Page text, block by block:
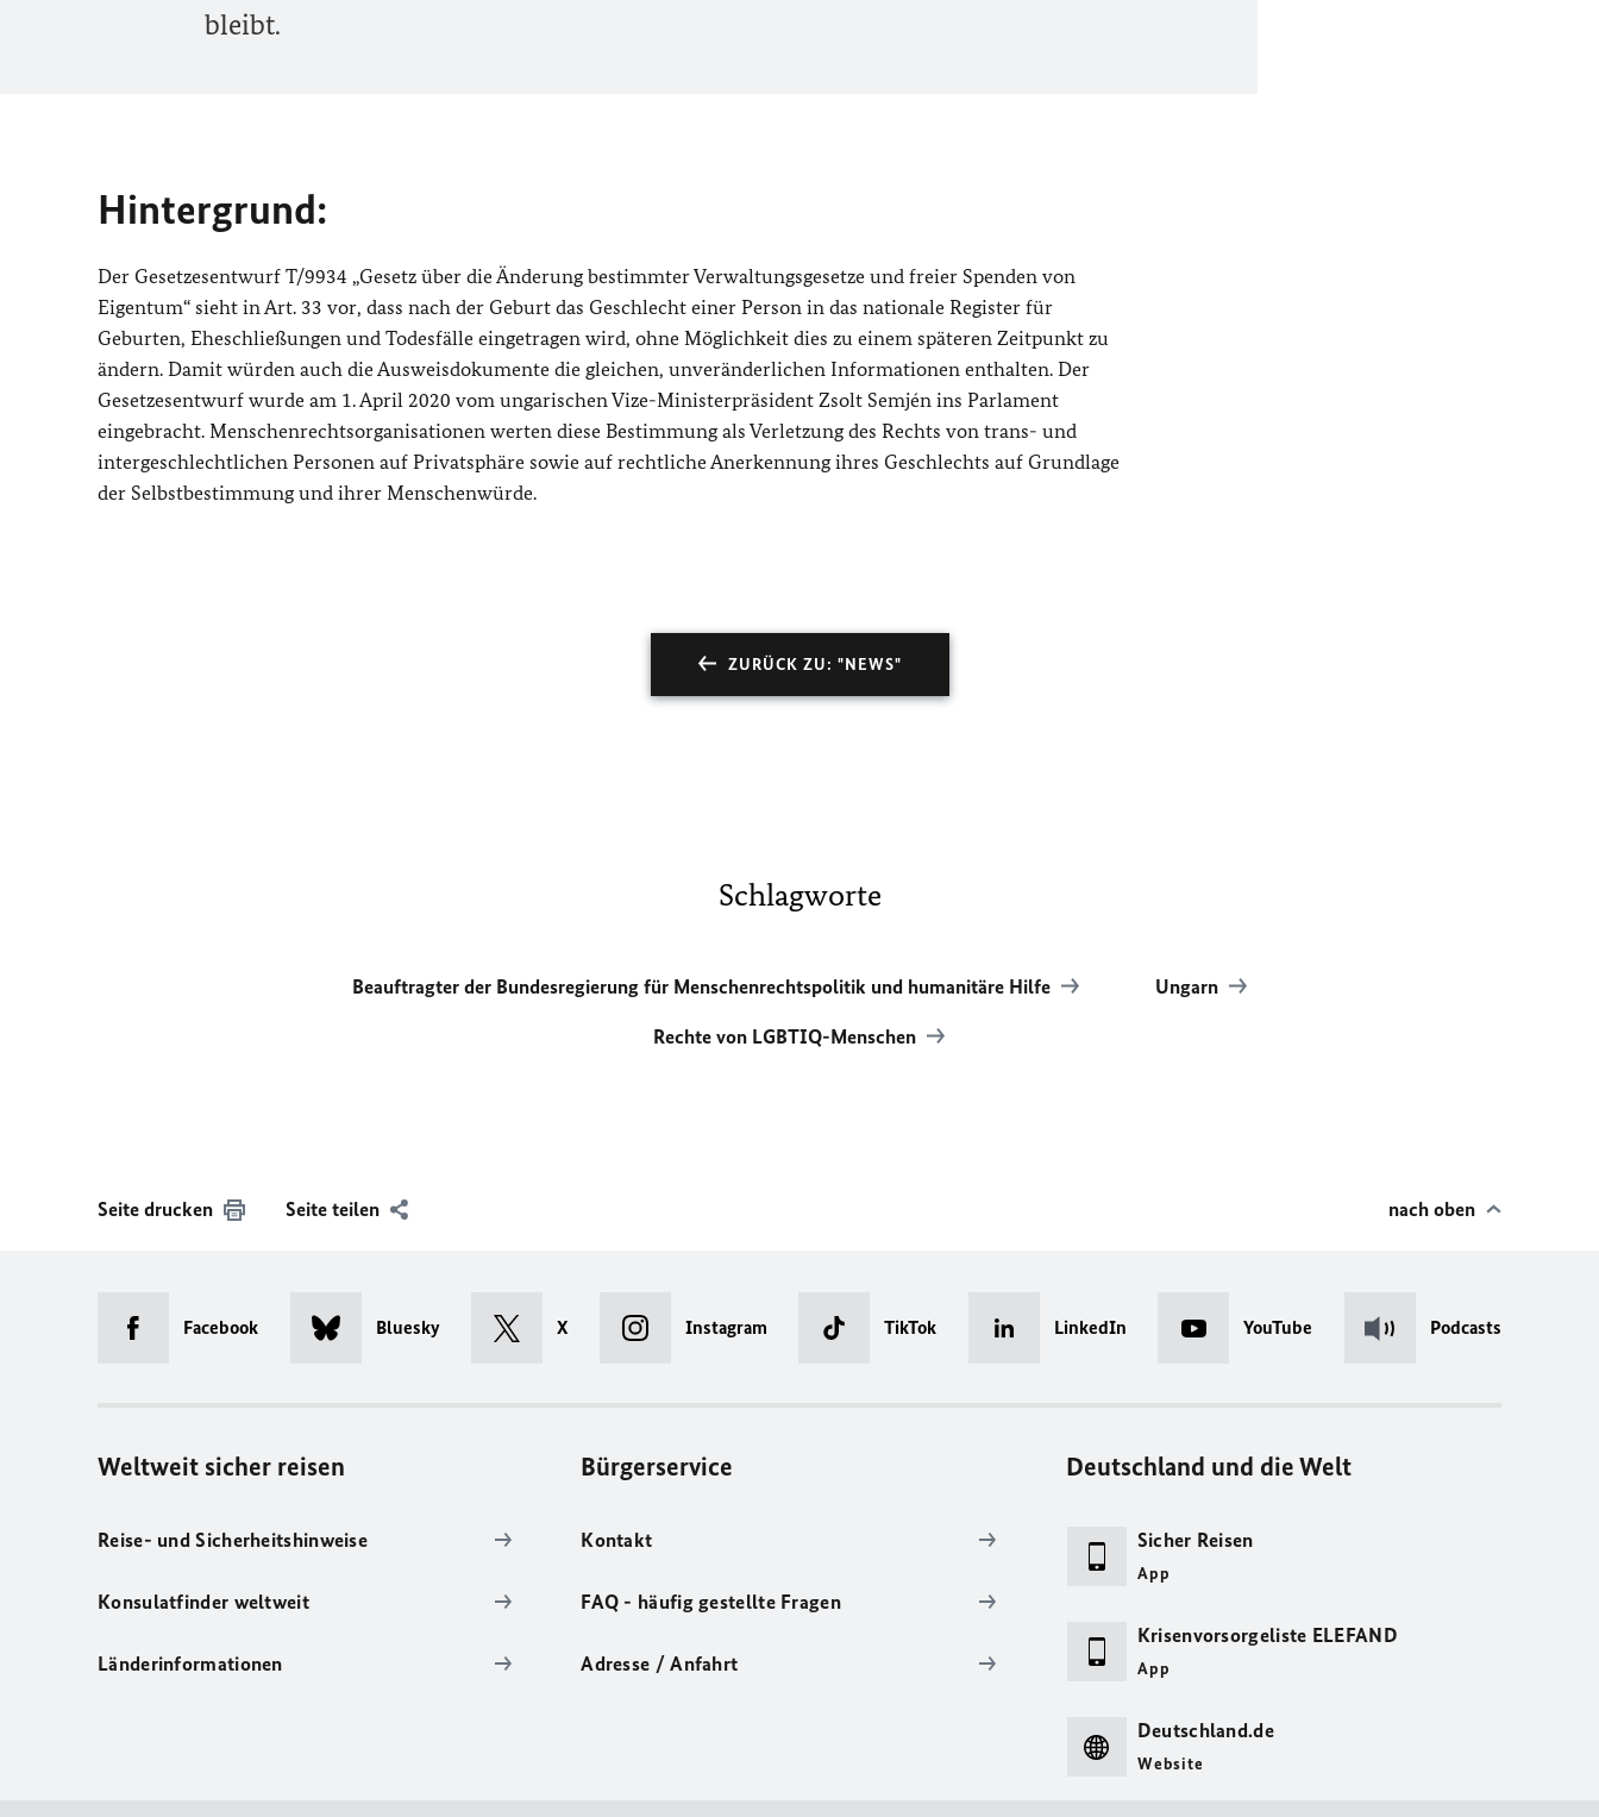
bleibt.
Hintergrund:
Der Gesetzesentwurf T/9934 „Gesetz über die Änderung bestimmter Verwaltungsgesetze und freier Spenden von
Eigentum“ sieht in Art. 33 vor, dass nach der Geburt das Geschlecht einer Person in das nationale Register für
Geburten, Eheschließungen und Todesfälle eingetragen wird, ohne Möglichkeit dies zu einem späteren Zeitpunkt zu
ändern. Damit würden auch die Ausweisdokumente die gleichen, unveränderlichen Informationen enthalten. Der
Gesetzesentwurf wurde am 1. April 2020 vom ungarischen Vize-Ministerpräsident Zsolt Semjén ins Parlament
eingebracht. Menschenrechtsorganisationen werten diese Bestimmung als Verletzung des Rechts von trans- und
intergeschlechtlichen Personen auf Privatsphäre sowie auf rechtliche Anerkennung ihres Geschlechts auf Grundlage
der Selbstbestimmung und ihrer Menschenwürde.
ZURÜCK ZU: "NEWS"
Schlagworte
Beauftragter der Bundesregierung für Menschenrechtspolitik und humanitäre Hilfe Ungarn
Rechte von LGBTIQ-Menschen
Seite drucken Seite teilen nach oben
Facebook Bluesky X Instagram TikTok LinkedIn YouTube Podcasts
Weltweit sicher reisen
Reise- und Sicherheitshinweise
Konsulatfinder weltweit
Länderinformationen
Bürgerservice
Kontakt
FAQ - häufig gestellte Fragen
Adresse / Anfahrt
Deutschland und die Welt
Sicher Reisen
App
Krisenvorsorgeliste ELEFAND
App
Deutschland.de
Website